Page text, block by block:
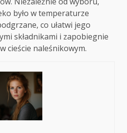
było w temperaturze
co ułatwi jego
składnikami i zapobiegnie
cieście naleśnikowym.